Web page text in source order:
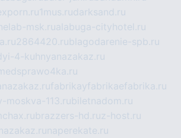
1mus.rudarksand.ru
msk.rualabuga-cityhotel.ru
2864420.rublagodarenie-spb.ru
4-kuhnyanazakaz.ru
medsprawo4ka.ru
fabrikayfabrikaefabrika.ru
moskva-113.rubiletnadom.ru
brazzers-hd.ruz-host.ru
naperekate.ru